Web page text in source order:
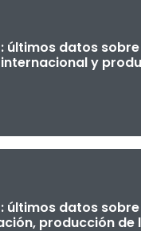
últimos datos
y
últimos datos
producción de